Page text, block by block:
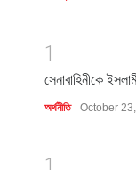
1
সেনাবাহিনীকে
অর্থনীতি October